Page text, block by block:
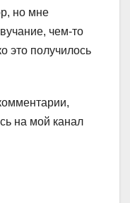
но мне
чем-то
это получилось
на мой канал